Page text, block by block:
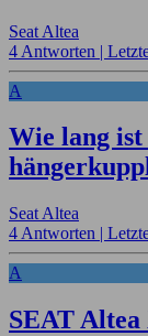
Seat Altea
4 Antworten |
A
Wie lang ist
Seat Altea
4 Antworten |
A
SEAT